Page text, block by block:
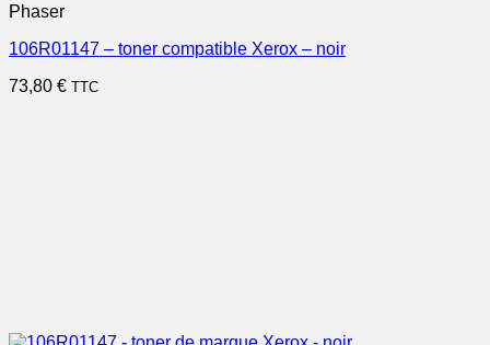
Phaser
106R01147 – toner compatible Xerox – noir
73,80 € TTC